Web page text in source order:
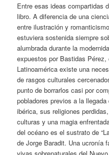
Entre esas ideas compartidas
libro. A diferencia de una
entre ilustración y
estuviera sostenida siempre
alumbrada durante la
expuestos por Bastidas Pérez,
Latinoamérica existe una
de rasgos culturales
punto de borrarlos casi por
pobladores previos a la
ibérica, sus religiones
culturas y una magia
del océano es el sustrato de
de Jorge Baradit. Una ucronía